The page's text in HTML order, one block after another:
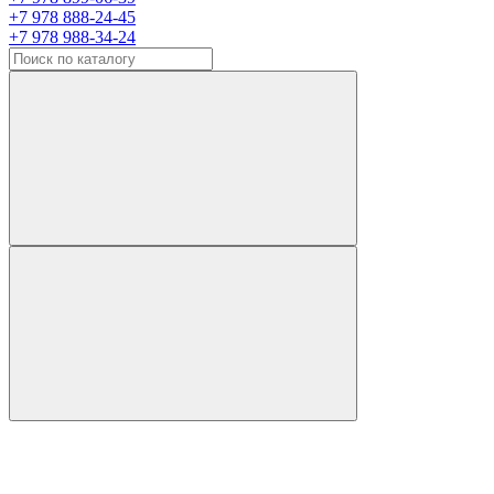
+7 978 888-24-45
+7 978 988-34-24